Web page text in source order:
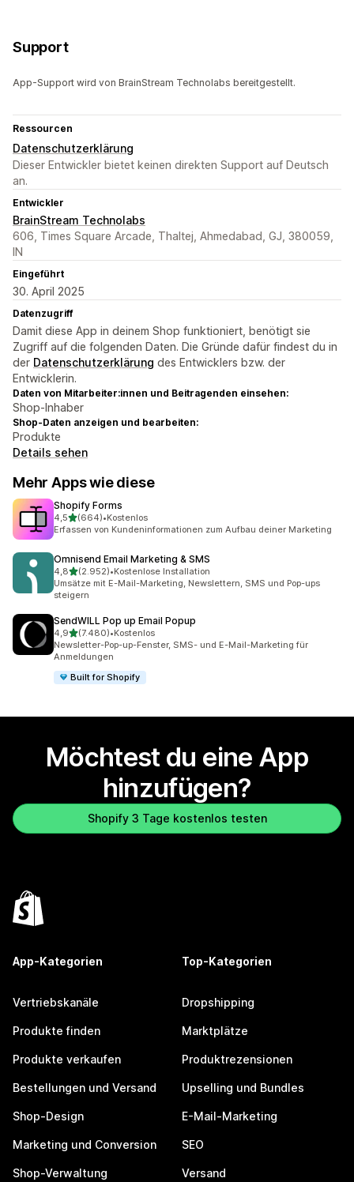
Support
App-Support wird von BrainStream Technolabs bereitgestellt.
Ressourcen
Datenschutzerklärung
Dieser Entwickler bietet keinen direkten Support auf Deutsch
an.
Entwickler
BrainStream Technolabs
606, Times Square Arcade, Thaltej, Ahmedabad, GJ, 380059,
IN
Eingeführt
30. April 2025
Datenzugriff
Damit diese App in deinem Shop funktioniert, benötigt sie
Zugriff auf die folgenden Daten. Die Gründe dafür findest du in
der Datenschutzerklärung des Entwicklers bzw. der
Entwicklerin.
Daten von Mitarbeiter:innen und Beitragenden einsehen:
Shop-Inhaber
Shop-Daten anzeigen und bearbeiten:
Produkte
Details sehen
Mehr Apps wie diese
Shopify Forms
4,5von 5 Sternen
(664)
664 Rezensionen insgesamt
•Kostenlos
Erfassen von Kundeninformationen zum Aufbau deiner Marketing
Omnisend Email Marketing & SMS
4,8von 5 Sternen
(2.952)
2952 Rezensionen insgesamt
•Kostenlose Installation
Umsätze mit E-Mail-Marketing, Newslettern, SMS und Pop-ups
steigern
SendWILL Pop up Email Popup
4,9von 5 Sternen
(7.480)
7480 Rezensionen insgesamt
•Kostenlos
Newsletter-Pop-up-Fenster, SMS- und E-Mail-Marketing für
Anmeldungen
Built for Shopify
Möchtest du eine App
hinzufügen?
Shopify 3 Tage kostenlos testen
App-Kategorien
Vertriebskanäle
Produkte finden
Produkte verkaufen
Bestellungen und Versand
Shop-Design
Marketing und Conversion
Shop-Verwaltung
Top-Kategorien
Dropshipping
Marktplätze
Produktrezensionen
Upselling und Bundles
E-Mail-Marketing
SEO
Versand